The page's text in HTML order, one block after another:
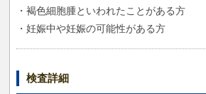
・褐色細胞腫といわれたことがある方
・妊娠中や妊娠の可能性がある方
検査詳細